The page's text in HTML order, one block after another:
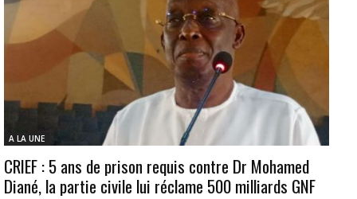
A LA UNE
CRIEF : 5 ans de prison requis contre Dr Mohamed
Diané, la partie civile lui réclame 500 milliards GNF